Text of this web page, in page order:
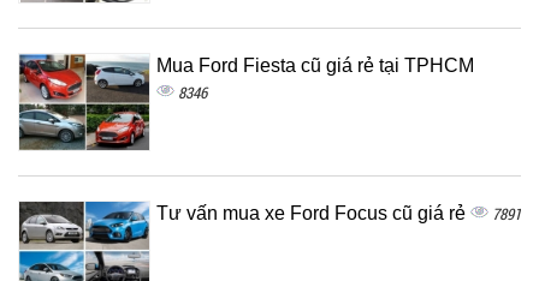
Mua Ford Fiesta cũ giá rẻ tại TPHCM
8346
Tư vấn mua xe Ford Focus cũ giá rẻ 7891